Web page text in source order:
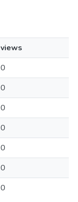
views
0
0
0
0
0
0
0